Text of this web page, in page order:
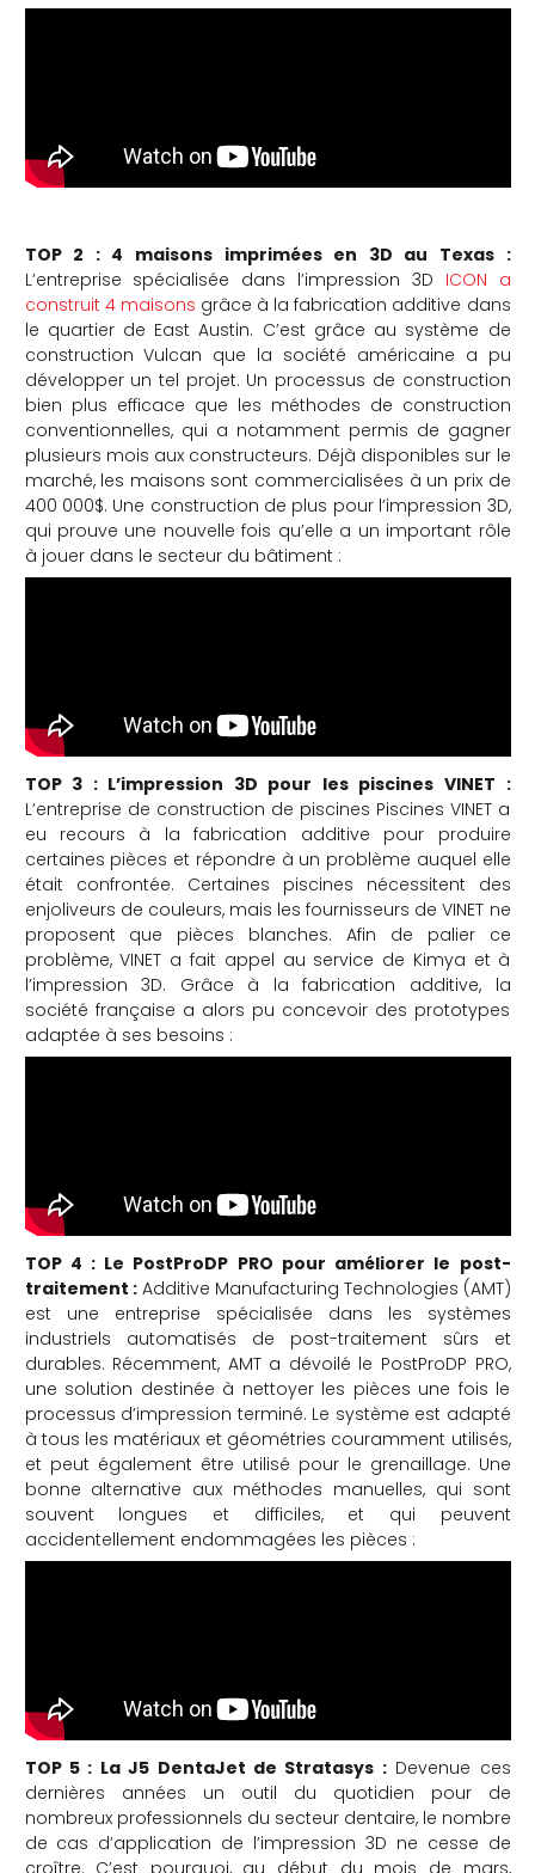
TOP 2 : 4 maisons imprimées en 3D au Texas :
L’entreprise spécialisée dans l’impression 3D ICON a
construit 4 maisons grâce à la fabrication additive dans
le quartier de East Austin. C’est grâce au système de
construction Vulcan que la société américaine a pu
développer un tel projet. Un processus de construction
bien plus efficace que les méthodes de construction
conventionnelles, qui a notamment permis de gagner
plusieurs mois aux constructeurs. Déjà disponibles sur le
marché, les maisons sont commercialisées à un prix de
400 000$. Une construction de plus pour l’impression 3D,
qui prouve une nouvelle fois qu’elle a un important rôle
à jouer dans le secteur du bâtiment :
TOP 3 : L’impression 3D pour les piscines VINET :
L’entreprise de construction de piscines Piscines VINET a
eu recours à la fabrication additive pour produire
certaines pièces et répondre à un problème auquel elle
était confrontée. Certaines piscines nécessitent des
enjoliveurs de couleurs, mais les fournisseurs de VINET ne
proposent que pièces blanches. Afin de palier ce
problème, VINET a fait appel au service de Kimya et à
l’impression 3D. Grâce à la fabrication additive, la
société française a alors pu concevoir des prototypes
adaptée à ses besoins :
TOP 4 : Le PostProDP PRO pour améliorer le post-
traitement :Additive Manufacturing Technologies (AMT)
est une entreprise spécialisée dans les systèmes
industriels automatisés de post-traitement sûrs et
durables. Récemment, AMT a dévoilé le PostProDP PRO,
une solution destinée à nettoyer les pièces une fois le
processus d’impression terminé. Le système est adapté
à tous les matériaux et géométries couramment utilisés,
et peut également être utilisé pour le grenaillage. Une
bonne alternative aux méthodes manuelles, qui sont
souvent longues et difficiles, et qui peuvent
accidentellement endommagées les pièces :
TOP 5 : La J5 DentaJet de Stratasys :Devenue ces
dernières années un outil du quotidien pour de
nombreux professionnels du secteur dentaire, le nombre
de cas d’application de l’impression 3D ne cesse de
croître. C’est pourquoi, au début du mois de mars,